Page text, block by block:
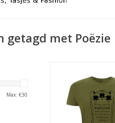
getagd met Poëzie
Max: €30
door een Art
genomen van een
1900
TOEVOEGEN AAN